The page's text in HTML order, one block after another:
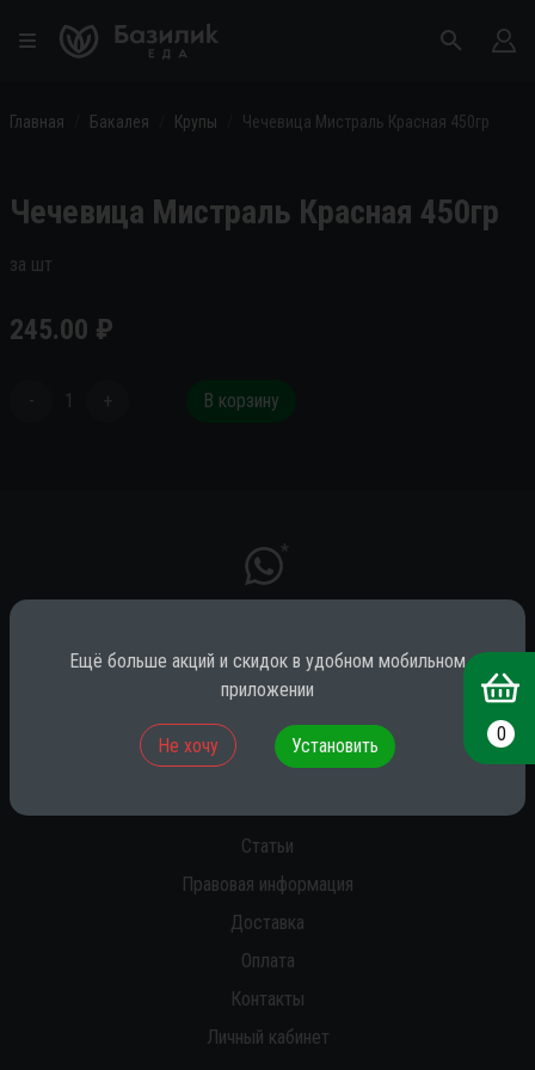
Главная Бакалея Крупы Чечевица Мистраль Красная 450гр
Чечевица Мистраль Красная 450гр
за шт
245.00 ₽
- 1 + В корзину
*
* принадлежит компании Meta (признана экстремистской на территории
РФ)
О нас
Статьи
Правовая информация
Доставка
Оплата
Контакты
Личный кабинет
0
Ещё больше акций и скидок в удобном мобильном
приложении
Не хочу Установить